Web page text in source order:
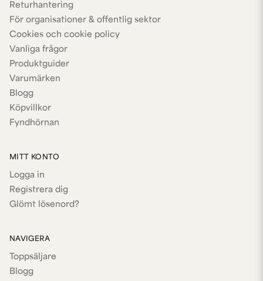
Returhantering
För organisationer & offentlig sektor
Cookies och cookie policy
Vanliga frågor
Produktguider
Varumärken
Blogg
Köpvillkor
Fyndhörnan
MITT KONTO
Logga in
Registrera dig
Glömt lösenord?
NAVIGERA
Toppsäljare
Blogg